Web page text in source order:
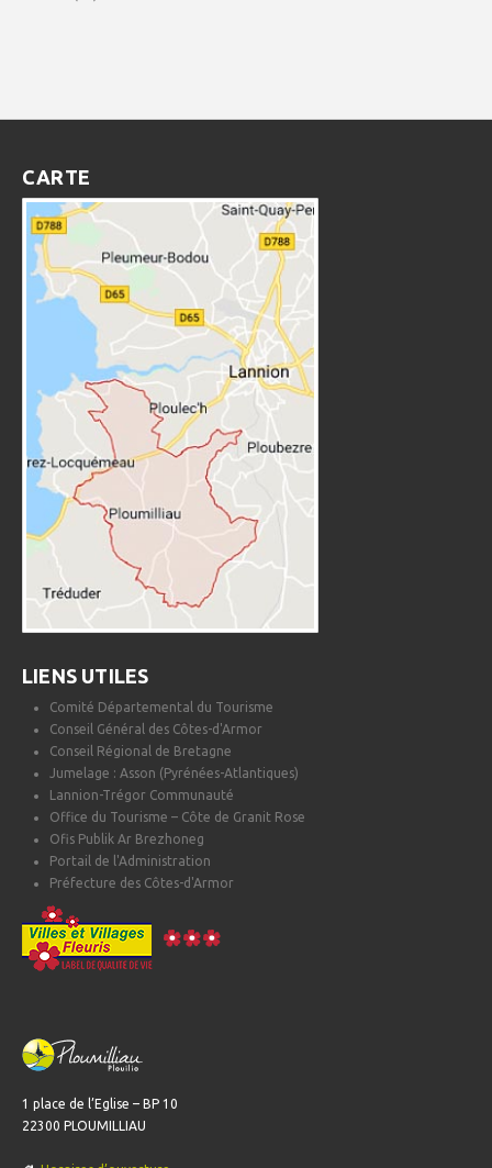
CARTE
LIENS UTILES
Comité Départemental du Tourisme
Conseil Général des Côtes-d'Armor
Conseil Régional de Bretagne
Jumelage : Asson (Pyrénées-Atlantiques)
Lannion-Trégor Communauté
Office du Tourisme – Côte de Granit Rose
Ofis Publik Ar Brezhoneg
Portail de l'Administration
Préfecture des Côtes-d'Armor
1 place de l’Eglise – BP 10
22300 PLOUMILLIAU